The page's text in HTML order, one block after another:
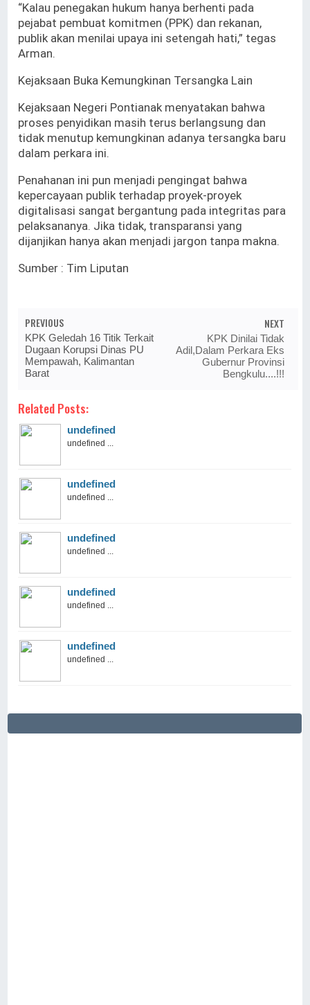
“Kalau penegakan hukum hanya berhenti pada
pejabat pembuat komitmen (PPK) dan rekanan,
publik akan menilai upaya ini setengah hati,” tegas
Arman.
Kejaksaan Buka Kemungkinan Tersangka Lain
Kejaksaan Negeri Pontianak menyatakan bahwa
proses penyidikan masih terus berlangsung dan
tidak menutup kemungkinan adanya tersangka baru
dalam perkara ini.
Penahanan ini pun menjadi pengingat bahwa
kepercayaan publik terhadap proyek-proyek
digitalisasi sangat bergantung pada integritas para
pelaksananya. Jika tidak, transparansi yang
dijanjikan hanya akan menjadi jargon tanpa makna.
Sumber : Tim Liputan
PREVIOUS
KPK Geledah 16 Titik Terkait
Dugaan Korupsi Dinas PU
Mempawah, Kalimantan
Barat
NEXT
KPK Dinilai Tidak
Adil,Dalam Perkara Eks
Gubernur Provinsi
Bengkulu....!!!
Related Posts:
undefined
undefined ...
undefined
undefined ...
undefined
undefined ...
undefined
undefined ...
undefined
undefined ...